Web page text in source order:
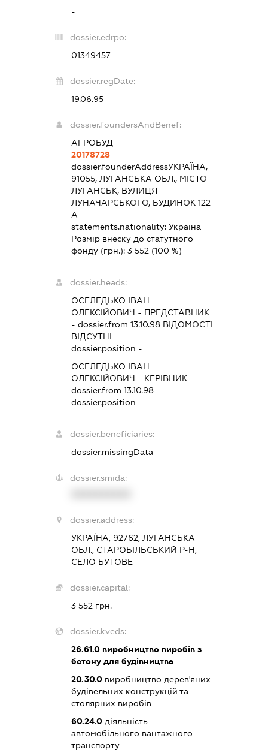
-
dossier.edrpo:
01349457
dossier.regDate:
19.06.95
dossier.foundersAndBenef:
АГРОБУД
20178728
dossier.founderAddressУКРАЇНА,
91055, ЛУГАНСЬКА ОБЛ., МІСТО
ЛУГАНСЬК, ВУЛИЦЯ
ЛУНАЧАРСЬКОГО, БУДИНОК 122
А
statements.nationality: Україна
Розмір внеску до статутного
фонду (грн.): 3 552 (100 %)
dossier.heads:
ОСЕЛЕДЬКО ІВАН
ОЛЕКСІЙОВИЧ - ПРЕДСТАВНИК
- dossier.from 13.10.98ВІДОМОСТІ
ВІДСУТНІ
dossier.position -
ОСЕЛЕДЬКО ІВАН
ОЛЕКСІЙОВИЧ - КЕРІВНИК -
dossier.from 13.10.98
dossier.position -
dossier.beneficiaries:
dossier.missingData
dossier.smida:
dossier.address:
УКРАЇНА, 92762, ЛУГАНСЬКА
ОБЛ., СТАРОБІЛЬСЬКИЙ Р-Н,
СЕЛО БУТОВЕ
dossier.capital:
3 552 грн.
dossier.kveds:
26.61.0виробництво виробів з
бетону для будівництва
20.30.0виробництво дерев'яних
будівельних конструкцій та
столярних виробів
60.24.0діяльність
автомобільного вантажного
транспорту